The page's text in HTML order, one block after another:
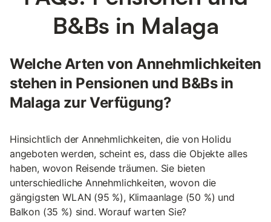
B&Bs in Malaga
Welche Arten von Annehmlichkeiten
stehen in Pensionen und B&Bs in
Malaga zur Verfügung?
Hinsichtlich der Annehmlichkeiten, die von Holidu
angeboten werden, scheint es, dass die Objekte alles
haben, wovon Reisende träumen. Sie bieten
unterschiedliche Annehmlichkeiten, wovon die
gängigsten WLAN (95 %), Klimaanlage (50 %) und
Balkon (35 %) sind. Worauf warten Sie?